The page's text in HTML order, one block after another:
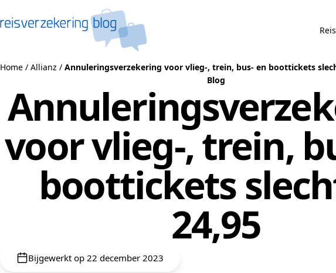
Home / Allianz / Annuleringsverzekering voor vlieg-, trein, bus- en boottickets
Blog
voor vlieg-, trein,
boottickets
24,95
Bijgewerkt op 22 december 2023